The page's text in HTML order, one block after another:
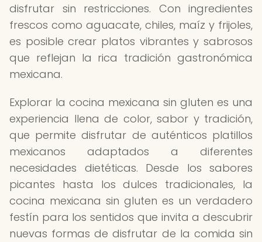
disfrutar sin restricciones. Con ingredientes
frescos como aguacate, chiles, maíz y frijoles,
es posible crear platos vibrantes y sabrosos
que reflejan la rica tradición gastronómica
mexicana.
Explorar la cocina mexicana sin gluten es una
experiencia llena de color, sabor y tradición,
que permite disfrutar de auténticos platillos
mexicanos adaptados a diferentes
necesidades dietéticas. Desde los sabores
picantes hasta los dulces tradicionales, la
cocina mexicana sin gluten es un verdadero
festín para los sentidos que invita a descubrir
nuevas formas de disfrutar de la comida sin